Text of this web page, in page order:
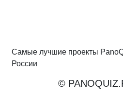
Самые лучшие проекты
России
©